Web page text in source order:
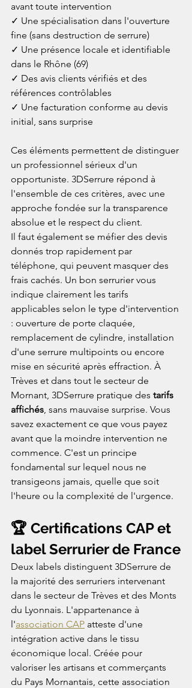
avant toute intervention
✓ Une spécialisation dans l'ouverture
fine (sans destruction de serrure)
✓ Une présence locale et identifiable
dans le Rhône (69)
✓ Des avis clients vérifiés et des
références contrôlables
✓ Une facturation conforme au devis
initial, sans surprise
Ces éléments permettent de distinguer
un professionnel sérieux d'un
opportuniste. 3DSerrure répond à
l'ensemble de ces critères, avec une
approche fondée sur la transparence
absolue et le respect du client.
Il faut également se méfier des devis
donnés trop rapidement par
téléphone, qui peuvent masquer des
frais cachés. Un bon serrurier vous
indique clairement les tarifs
applicables selon le type d'intervention
: ouverture de porte claquée,
remplacement de cylindre, installation
d'une serrure multipoints ou encore
mise en sécurité après effraction. À
Trèves et dans tout le secteur de
Mornant, 3DSerrure pratique des tarifs
affichés , sans mauvaise surprise. Vous
savez exactement ce que vous payez
avant que la moindre intervention ne
commence. C'est un principe
fondamental sur lequel nous ne
transigeons jamais, quelle que soit
l'heure ou la complexité de l'urgence.
🏆 Certifications CAP et
label Serrurier de France
Deux labels distinguent 3DSerrure de
la majorité des serruriers intervenant
dans le secteur de Trèves et des Monts
du Lyonnais. L'appartenance à
l'association CAP atteste d'une
intégration active dans le tissu
économique local. Créée pour
valoriser les artisans et commerçants
du Pays Mornantais, cette association